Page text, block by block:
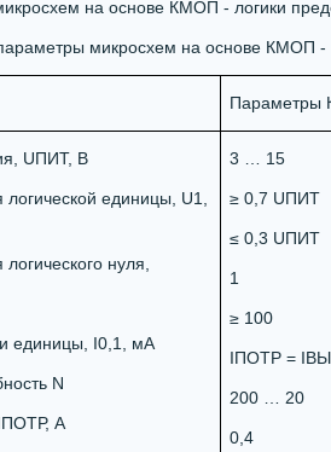
на основе КМОП - логики
микросхем на основе КМОП -
Параметры
UПИТ, В
единицы, U1,
нуля,
единицы, I0,1, мА
N
А
3 … 15
≥ 0,7 UПИТ
≤ 0,3 UПИТ
1
≥ 100
IПОТР =
200 … 20
0,4